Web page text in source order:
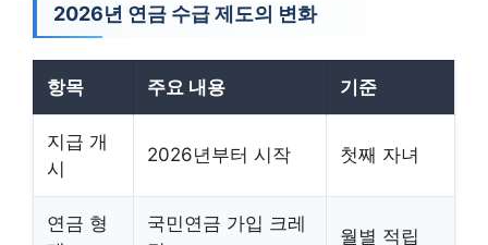
2026년 연금 수급 제도의 변화
항목 주요 내용 기준
지급 개
시
2026년부터 시작 첫째 자녀
연금 형
국민연금 가입 크레
월별 적립